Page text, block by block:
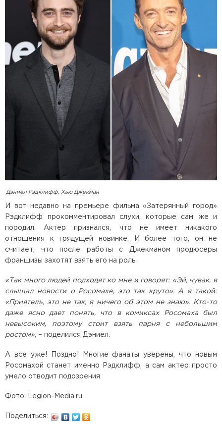
Дэниел Рэдклифф, Хью Джекман
И вот недавно на премьере фильма «Затерянный город»
Рэдклифф прокомментировал слухи, которые сам же и
породил. Актер признался, что не имеет никакого
отношения к грядущей новинке. И более того, он не
считает, что после работы с Джекманом продюсеры
франшизы захотят взять его на роль.
«Так много людей подходят ко мне и говорят: «Эй, чувак, я
слышал новости о Росомахе, это так круто». А я такой:
«Приятель, это не так, я ничего об этом не знаю». Кто-то
даже ясно дает понять, что в комиксах Росомаха был
невысоким, поэтому стоит взять парня с небольшим
ростом» , – поделился Дэниел.
А все уже! Поздно! Многие фанаты уверены, что новым
Росомахой станет именно Рэдклифф, а сам актер просто
умело отводит подозрения.
Фото: Legion-Media.ru
Поделиться: